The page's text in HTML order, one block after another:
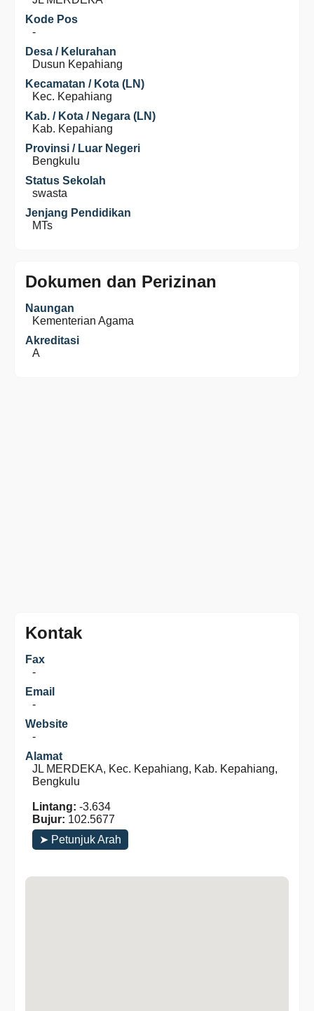
Kode Pos
-
Desa / Kelurahan
Dusun Kepahiang
Kecamatan / Kota (LN)
Kec. Kepahiang
Kab. / Kota / Negara (LN)
Kab. Kepahiang
Provinsi / Luar Negeri
Bengkulu
Status Sekolah
swasta
Jenjang Pendidikan
MTs
Dokumen dan Perizinan
Naungan
Kementerian Agama
Akreditasi
A
Kontak
Fax
-
Email
-
Website
-
Alamat
JL MERDEKA, Kec. Kepahiang, Kab. Kepahiang,
Bengkulu
Lintang: -3.634
Bujur: 102.5677
➤ Petunjuk Arah